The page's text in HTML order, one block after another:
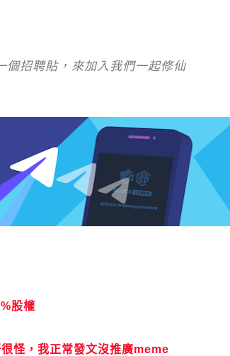
個招聘貼，來加入我們一起修仙
股權
怪，我正常發文沒推廣meme